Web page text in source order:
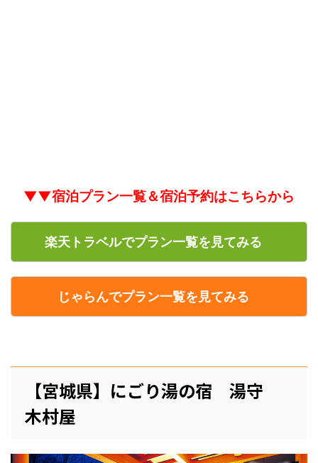
▼▼宿泊プラン一覧＆宿泊予約はこちらから
楽天トラベルでプラン一覧を見てみる
じゃらんでプラン一覧を見てみる
【宮城県】にごり湯の宿 湯守
木村屋